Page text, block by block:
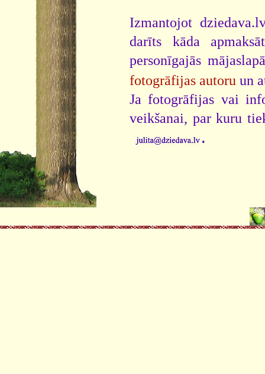
Izmantojot
darīts kāda
personīgajās
fotogrāfijas autoru un
Ja fotogrāfijas vai
veikšanai, par kuru
.